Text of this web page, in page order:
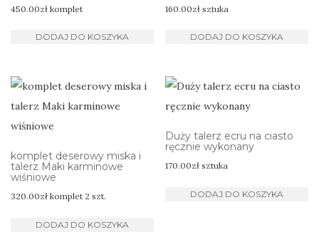
450.00zł komplet
DODAJ DO KOSZYKA
160.00zł sztuka
DODAJ DO KOSZYKA
komplet deserowy miska i
talerz Maki karminowe
wiśniowe
320.00zł komplet 2 szt.
DODAJ DO KOSZYKA
Duży talerz ecru na ciasto
ręcznie wykonany
170.00zł sztuka
DODAJ DO KOSZYKA